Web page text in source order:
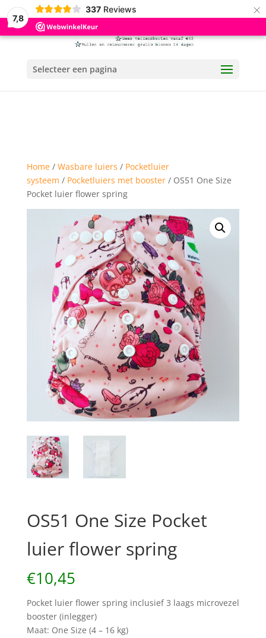
7,8
337 Reviews ×
Selecteer een pagina
Home/ Wasbare luiers / Pocketluier
systeem / Pocketluiers met booster/ OS51 One Size
Pocket luier flower spring
OS51 One Size Pocket
luier flower spring
€10,45
Pocket luier flower spring inclusief 3 laags microvezel
booster (inlegger)
Maat: One Size (4 – 16 kg)